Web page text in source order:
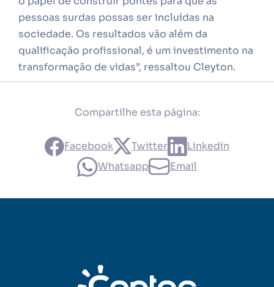
pessoas surdas possas ser incluídas na
sociedade. Os resultados vão além da
qualificação profissional, é um investimento na
transformação de vidas”, ressaltou Cleyton.
Compartilhe esta página:
Facebook Twitter
Linkedin
Whatsapp
Email